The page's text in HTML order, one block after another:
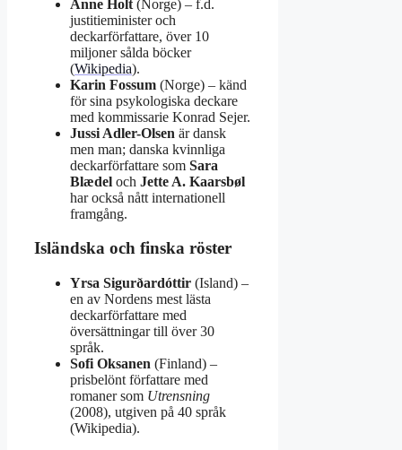
Anne Holt (Norge) – f.d.
justitieminister och
deckarförfattare, över 10
miljoner sålda böcker
(Wikipedia).
Karin Fossum (Norge) – känd
för sina psykologiska deckare
med kommissarie Konrad Sejer.
Jussi Adler-Olsen är dansk
men man; danska kvinnliga
deckarförfattare som Sara
Blædel och Jette A. Kaarsbøl
har också nått internationell
framgång.
Isländska och finska röster
Yrsa Sigurðardóttir (Island) –
en av Nordens mest lästa
deckarförfattare med
översättningar till över 30
språk.
Sofi Oksanen (Finland) –
prisbelönt författare med
romaner som Utrensning
(2008), utgiven på 40 språk
(Wikipedia).